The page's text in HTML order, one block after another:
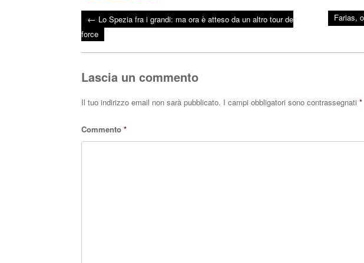
ce
bo
ok
wi
tte
r
ha
ts
A
Post navigation
← Lo Spezia fra i grandi: ma ora è atteso da un altro tour de
force
Farias,
Lascia un commento
Il tuo indirizzo email non sarà pubblicato. I campi obbligatori sono contrassegnati *
Commento *